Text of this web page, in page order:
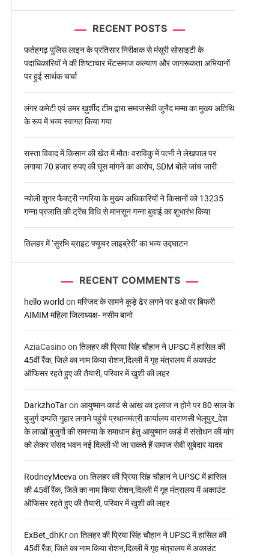
l
r
o
d
e
RECENT POSTS
फतेहगढ़ पुलिस लाइन के प्रतिसार निरीक्षक से मंसूरी सोसाइटी के
पदाधिकारियों ने की शिष्टाचार भेंटसमाज कल्याण और जागरूकता अभियानों
पर हुई सार्थक चर्चा
लंगर कमेटी एवं उमर ख़ुर्शीद टीम द्वारा समाजसेवी जुनैद मम्मा का मुख्य अतिथि
के रूप में भव्य स्वागत किया गया
रास्ता विवाद में किसान की खेत में मौतः वराविकु में पत्नी ने लेखपाल पर
लगाया 70 हजार रुपए की घूस मांगने का आरोप, SDM बोले जांच जारी
न्योली शुगर फैक्ट्री नगरिया के मुख्य अधिकारियों ने किसानों को 13235
गन्ना प्रजाति की ट्रेंच विधि से मानसून गन्ना बुवाई का शुभारंभ किया
तिलहर में ‘सुरभि ब्राइट फ्यूचर लाइब्रेरी’ का भव्य उद्घाटन
RECENT COMMENTS
hello world on मस्जिद के सामने कूड़े ढेर लगने पर इओ पर बिफरी
AIMIM महिला जिलाध्यक्ष- नसीम बानो
AziaCasinoon तिलहर की प्रिया सिंह चौहान ने UPSC में हासिल की
45वीं रैंक, जिले का नाम किया रोशन,दिल्ली में गृह मंत्रालय में अकाउंट
ऑफिसर रहते हुए की तैयारी, परिवार में खुशी की लहर
DarkzhoTaron आयुष्मान कार्ड से आंख का इलाज न होने पर 80 साल के
बुजुर्ग दम्पति गुहार लगाने पहुंचे प्रधानमंत्री कार्यालय वाराणसी भेलूपुर_देश
के लाखों बुजुर्गो की समस्या के समाधान हेतु आयुष्मान कार्ड में संसोधन की मांग
को लेकर संसद भवन नई दिल्ली भी जा सकते हैं समाज सेवी सुबेदार यादव
RodneyMeeva on तिलहर की प्रिया सिंह चौहान ने UPSC में हासिल
की 45वीं रैंक, जिले का नाम किया रोशन,दिल्ली में गृह मंत्रालय में अकाउंट
ऑफिसर रहते हुए की तैयारी, परिवार में खुशी की लहर
ExBet_dhKron तिलहर की प्रिया सिंह चौहान ने UPSC में हासिल की
45वीं रैंक, जिले का नाम किया रोशन,दिल्ली में गृह मंत्रालय में अकाउंट